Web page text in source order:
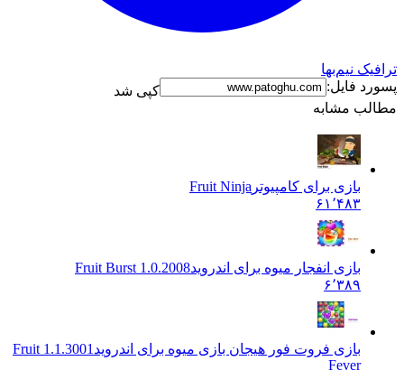
نیم‌بها
فایل:
کپی شد
مشابه
بازی برای کامپیوترFruit Ninja
۶۱٬۴۸۳
بازی انفجار میوه برای اندروید 1.0.2008 Fruit Burst
بازی فروت فور هیجان بازی میوه برای اندروید
1.1.3001 Fruit